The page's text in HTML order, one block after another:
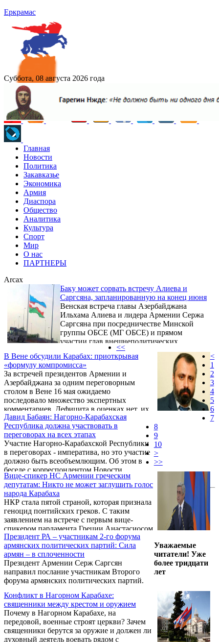
Еркрамас
Суббота, 08 августа 2026 года
Главная
Новости
Политика
Закавказье
Экономика
Армия
Диаспора
Общество
Аналитика
Культура
Спорт
Мир
О нас
ПАРТНЕРЫ
Arcax
Баку может сорвать встречу Алиева и
Саргсяна, запланированную на конец июня
Венская встреча главы Азербайджана
Ильхама Алиева и лидера Армении Сержа
Саргсяна при посредничестве Минской
группы ОБСЕ (МГ ОБСЕ) и прямом
участии глав внешнеполитических
ведомств США, России и Франции должна
была не только возобновить переговорный
процесс, но и внести в него определенные
изменения. Это напрямую следует из
принятых в Вене обязательств Баку и
Еревана по выполнению соглашения о
прекращении огня 1994−1995 годов. При
этом стороны официально заверили, что
готовы работать над созданием ...
В Вене обсудили Карабах: приоткрывая
«формулу компромисса»
За встречей президентов Армении и
Азербайджана за одним переговорным
столом в Вене 16 мая ожидаемо
последовало множество экспертных
комментариев. Дефицита в оценках нет, их
диапазон внушителен — от крайне
скептических до близких к эйфорическим.
В этом потоке мнений аналитиков,
журналистов и политиков читателю сложно
разобраться с итогами венской встречи, не
говоря уже о кулуарной части имевших
место дискуссий.
Давид Бабаян: Нагорно-Карабахская
Республика должна участвовать в
переговорах на всех этапах
Участие Нагорно-Карабахской Республики
в переговорах - императива, но это участие
должно быть всеобъемлющим. Об этом в
беседе с корреспондентом Новости
Армении – NEWS.am заявил пресс-
секретарь президента Нагорно-Карабахской
Республики Давид Бабаян, касаясь
последнего заявления российского
сопредседателя Минской группы ОБСЕ
Игоря Попова в связи с необходимостью
возвращения Нагорного Карабаха за стол
переговоров.
Вице-спикер НС Армении греческим
депутатам: Никто не может заглушить голос
народа Карабаха
НКР стала пятой страной, которая признала
геноцид понтийских греков. С таким
заявлением на встрече с первым вице-
спикером парламента Греции Анастасиосом
Куракисом, руководителем парламентской
группы дружбы Греция-Армения Элен
Стаматаки и заместителем руководителя
этой группы Антонисом Баломенакисом
выступил вице-председатель
Национального Собрания Армении,
дружбы Армения-Греция Эдуард
Шармазанов, который находится в Афинах с
рабочим визитом.
Президент РА – участникам 2-го форума
армянских политических партий: Сила
армян – в сплоченности
Президент Армении Серж Саргсян
направил послание участникам Второго
форума армянских политических партий.
Конфликт в Нагорном Карабахе:
священники между крестом и оружием
Почему в Нагорном Карабахе, на
передовой, военные строят церкви? Зачем
священники берутся за оружие и должен ли
духовный деятель воевать рядом с
<<
<
1
2
3
4
5
6
7
8
9
10
>
>>
Уважаемые
читатели! Уже
более тридцати
лет